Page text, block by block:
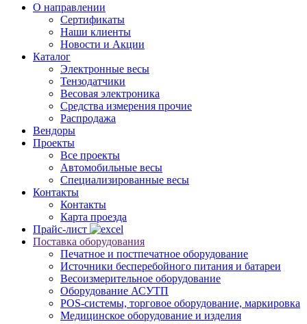
О направлении
Сертификаты
Наши клиенты
Новости и Акции
Каталог
Электронные весы
Тензодатчики
Весовая электроника
Средства измерения прочие
Распродажа
Вендоры
Проекты
Все проекты
Автомобильные весы
Специализированные весы
Контакты
Контакты
Карта проезда
Прайс-лист
Поставка оборудования
Печатное и постпечатное оборудование
Источники бесперебойного питания и батареи
Весоизмерительное оборудование
Оборудование АСУТП
POS-системы, торговое оборудование, маркировка
Медицинское оборудование и изделия